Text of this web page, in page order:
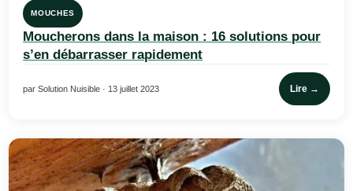
MOUCHES
Moucherons dans la maison : 16 solutions pour
s’en débarrasser rapidement
par Solution Nuisible · 13 juillet 2023 Lire →